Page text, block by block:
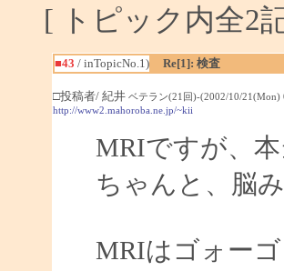
[ トピック内全
■43 / inTopicNo.1) Re[1]: 検査
□投稿者/ 紀井 ベテラン(21回)-(2002/10/21(Mon)
http://www2.mahoroba.ne.jp/~kii
MRIですが、
ちゃんと、脳
MRIはゴォー